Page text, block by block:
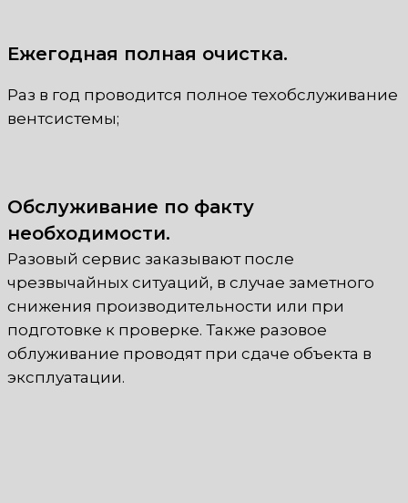
Ежегодная полная очистка.
Раз в год проводится полное техобслуживание
вентсистемы;
Обслуживание по факту
необходимости.
Разовый сервис заказывают после
чрезвычайных ситуаций, в случае заметного
снижения производительности или при
подготовке к проверке. Также разовое
облуживание проводят при сдаче объекта в
эксплуатации.